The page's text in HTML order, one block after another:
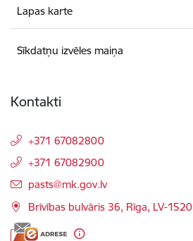
Lapas karte
Sīkdatņu izvēles maiņa
Kontakti
+371 67082800
+371 67082900
E-pasts:
pasts@mk.gov.lv
Brīvības bulvāris 36, Rīga, LV-1520